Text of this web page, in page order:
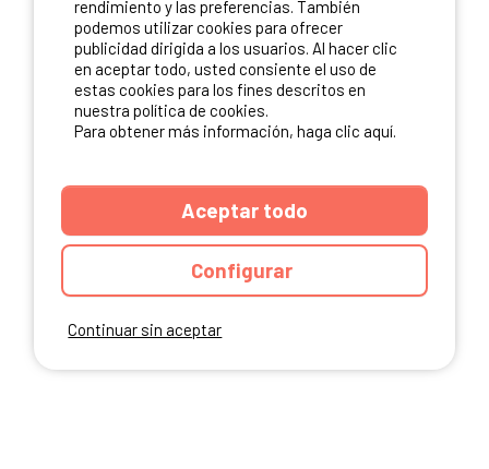
NUESTROS PARTNERS
Continuar sin aceptar
rendimiento y las preferencias. También
podemos utilizar cookies para ofrecer
publicidad dirigida a los usuarios. Al hacer clic
en aceptar todo, usted consiente el uso de
estas cookies para los fines descritos en
nuestra política de cookies.
Para obtener más información, haga clic aquí.
Aceptar todo
Configurar